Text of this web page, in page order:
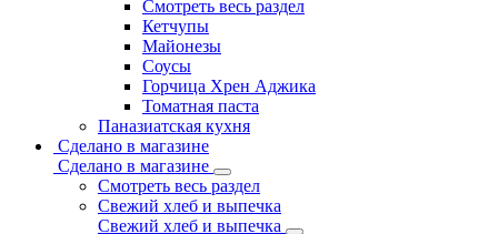
Смотреть весь раздел
Кетчупы
Майонезы
Соусы
Горчица Хрен Аджика
Томатная паста
Паназиатская кухня
Сделано в магазине
Сделано в магазине
Смотреть весь раздел
Свежий хлеб и выпечка
Свежий хлеб и выпечка